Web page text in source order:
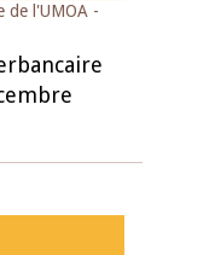
de l'UMOA -